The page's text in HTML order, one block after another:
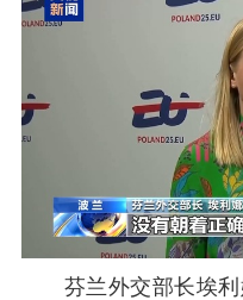
芬兰外交部长埃